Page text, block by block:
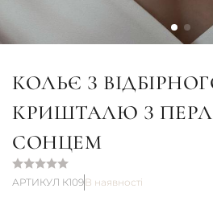
КОЛЬЄ З
КРИШТАЛЮ З
СОНЦЕМ
АРТИКУЛ К109В наявності